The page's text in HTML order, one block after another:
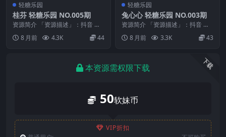
轻糖乐园
桂芬 轻糖乐园 NO.005期
资源简介 「资源描述」：抖音 桂
芬 轻糖乐园 NO.005期 【23P】
「资源...
8 月前 4.3K 44
轻糖乐园
兔心心 轻糖乐园 NO.003期
资源简介 「资源描述」：抖音 兔
心心 轻糖乐园 NO.003期 【50P】
「资...8 月前 3.3K 43
下载
本资源需权限下载
50软妹币
VIP折扣